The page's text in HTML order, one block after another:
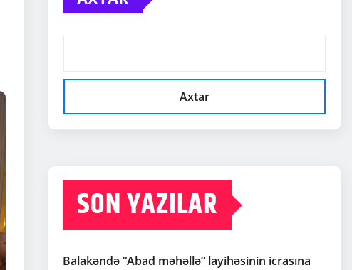
Axtar
SON YAZILAR
Balakəndə “Abad məhəllə” layihəsinin icrasına